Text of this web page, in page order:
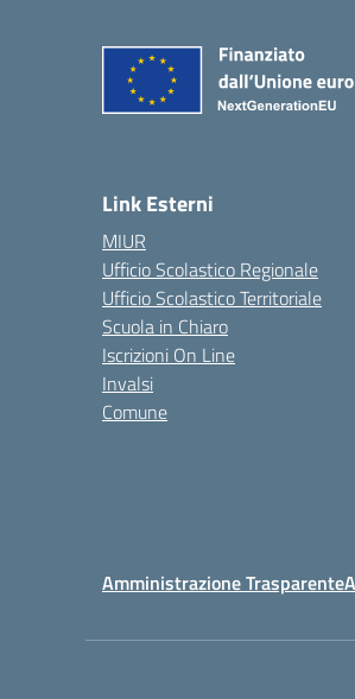
Link Esterni
MIUR
Ufficio Scolastico Regionale
Ufficio Scolastico Territoriale
Scuola in Chiaro
Iscrizioni On Line
Invalsi
Comune
Amministrazione Trasparente